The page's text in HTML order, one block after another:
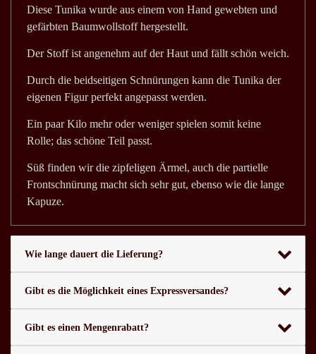
Diese Tunika wurde aus einem von Hand gewebten und
gefärbten Baumwollstoff hergestellt.
Der Stoff ist angenehm auf der Haut und fällt schön weich.
Durch die beidseitigen Schnürungen kann die Tunika der
eigenen Figur perfekt angepasst werden.
Ein paar Kilo mehr oder weniger spielen somit keine
Rolle; das schöne Teil passt.
Süß finden wir die zipfeligen Ärmel, auch die partielle
Frontschnürung macht sich sehr gut, ebenso wie die lange
Kapuze.
Wie lange dauert die Lieferung?
Gibt es die Möglichkeit eines Expressversandes?
Gibt es einen Mengenrabatt?